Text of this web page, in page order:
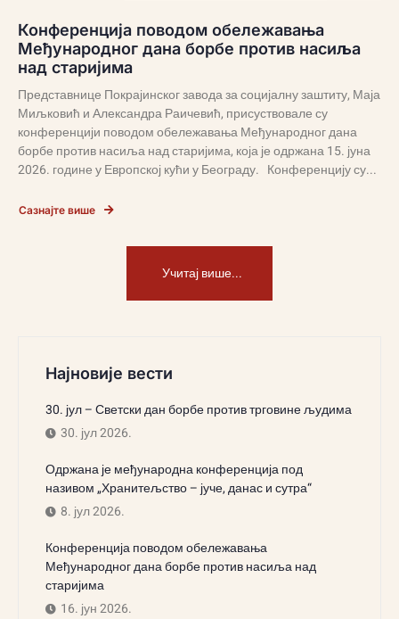
Конференција поводом обележавања
Међународног дана борбе против насиља
над старијима
Представнице Покрајинског завода за социјалну заштиту, Маја
Миљковић и Александра Раичевић, присуствовале су
конференцији поводом обележавања Међународног дана
борбе против насиља над старијима, која је одржана 15. јуна
2026. године у Европској кући у Београду. Конференцију су...
Сазнајте више
Учитај више...
Најновије вести
30. јул – Светски дан борбе против трговине људима
30. јул 2026.
Одржана је међународна конференција под
називом „Хранитељство – јуче, данас и сутра“
8. јул 2026.
Конференција поводом обележавања
Међународног дана борбе против насиља над
старијима
16. јун 2026.